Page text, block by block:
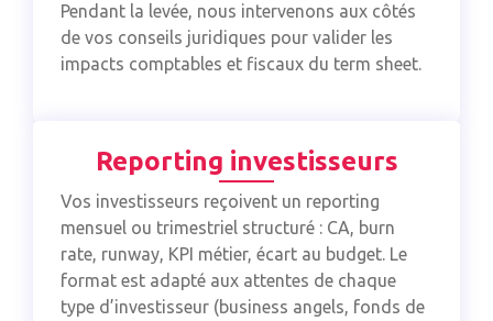
Pendant la levée, nous intervenons aux côtés
de vos conseils juridiques pour valider les
impacts comptables et fiscaux du term sheet.
Reporting investisseurs
Vos investisseurs reçoivent un reporting
mensuel ou trimestriel structuré : CA, burn
rate, runway, KPI métier, écart au budget. Le
format est adapté aux attentes de chaque
type d’investisseur (business angels, fonds de